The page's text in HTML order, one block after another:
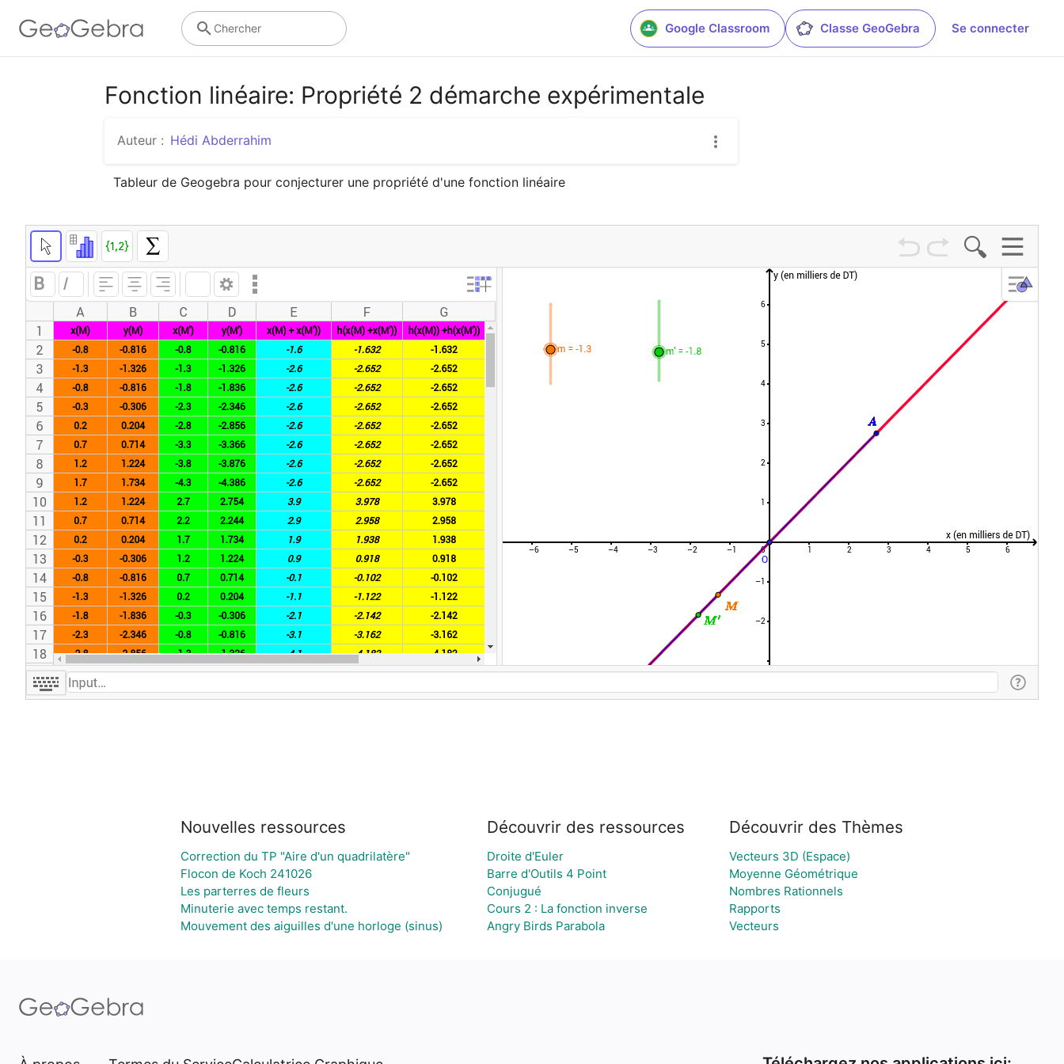
Google Classroom Classe GeoGebra Se connecter
Chercher
Fonction linéaire: Propriété 2 démarche expérimentale
Auteur : Hédi Abderrahim
Tableur de Geogebra pour conjecturer une propriété d'une fonction linéaire
Nouvelles ressources
Correction du TP "Aire d'un quadrilatère"
Flocon de Koch 241026
Les parterres de fleurs
Minuterie avec temps restant.
Mouvement des aiguilles d'une horloge (sinus)
Découvrir des ressources
Droite d'Euler
Barre d'Outils 4 Point
Conjugué
Cours 2 : La fonction inverse
Angry Birds Parabola
Découvrir des Thèmes
Vecteurs 3D (Espace)
Moyenne Géométrique
Nombres Rationnels
Rapports
Vecteurs